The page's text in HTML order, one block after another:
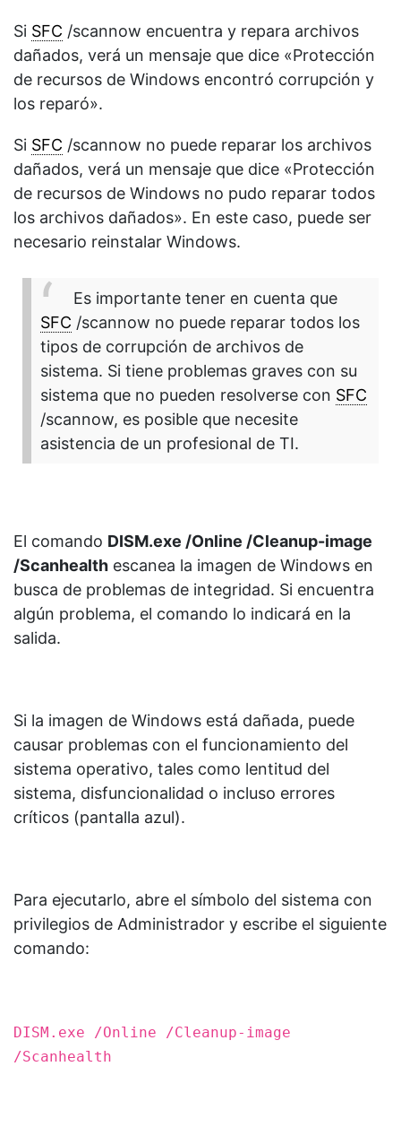
Si SFC /scannow encuentra y repara archivos
dañados, verá un mensaje que dice «Protección
de recursos de Windows encontró corrupción y
los reparó».
Si SFC /scannow no puede reparar los archivos
dañados, verá un mensaje que dice «Protección
de recursos de Windows no pudo reparar todos
los archivos dañados». En este caso, puede ser
necesario reinstalar Windows.
Es importante tener en cuenta que
SFC /scannow no puede reparar todos los
tipos de corrupción de archivos de
sistema. Si tiene problemas graves con su
sistema que no pueden resolverse con SFC
/scannow, es posible que necesite
asistencia de un profesional de TI.
El comando DISM.exe /Online /Cleanup-image
/Scanhealth escanea la imagen de Windows en
busca de problemas de integridad. Si encuentra
algún problema, el comando lo indicará en la
salida.
Si la imagen de Windows está dañada, puede
causar problemas con el funcionamiento del
sistema operativo, tales como lentitud del
sistema, disfuncionalidad o incluso errores
críticos (pantalla azul).
Para ejecutarlo, abre el símbolo del sistema con
privilegios de Administrador y escribe el siguiente
comando:
DISM.exe /Online /Cleanup-image
/Scanhealth